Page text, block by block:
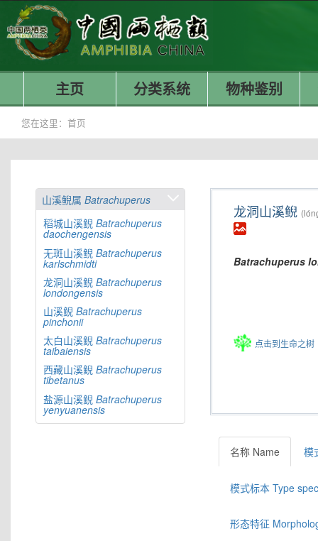
主页 分类系统 物种鉴别
您在这里： 首页
山溪鲵属 Batrachuperus
稻城山溪鲵 Batrachuperus
daochengensis
无斑山溪鲵 Batrachuperus
karlschmidti
龙洞山溪鲵 Batrachuperus
londongensis
山溪鲵 Batrachuperus
pinchonii
太白山溪鲵 Batrachuperus
taibaiensis
西藏山溪鲵 Batrachuperus
tibetanus
盐源山溪鲵 Batrachuperus
yenyuanensis
龙洞山溪鲵
Batrachuperus
点击到生命之树
名称 Name 模
模式标本 Type
形态特征